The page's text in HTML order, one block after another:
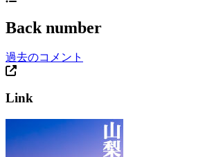
Back number
過去のコメント
Link